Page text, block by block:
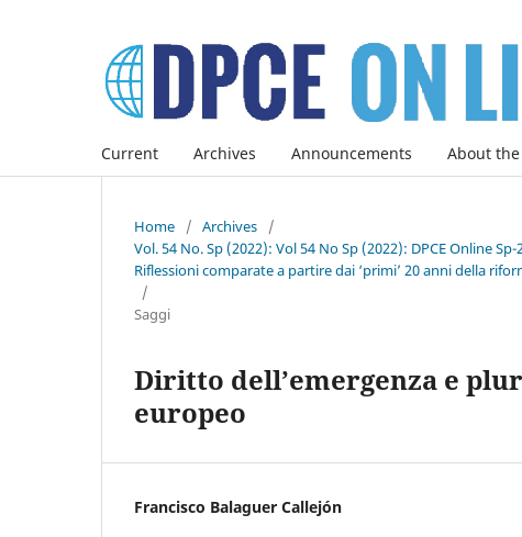
Current Archives Announcements About
Home / Archives
/
Vol. 54 No. Sp (2022): Vol 54 No Sp (2022): DPCE Online
Riflessioni comparate a partire dai ‘primi’ 20 anni della
/
Saggi
Diritto dell’emergenza e
europeo
Francisco Balaguer Callejón